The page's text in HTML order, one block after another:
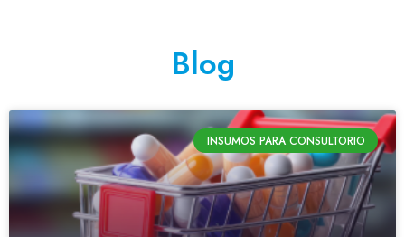
Blog
INSUMOS PARA CONSULTORIO